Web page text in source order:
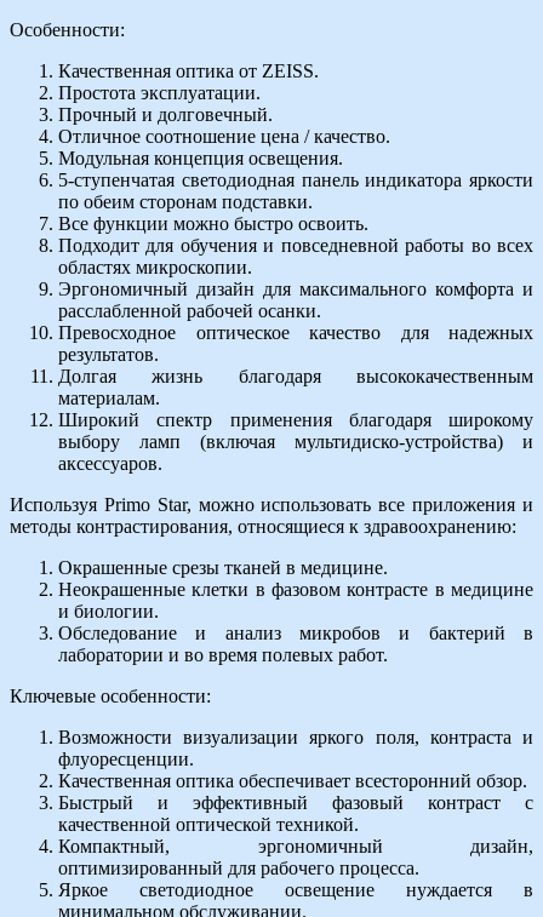
Особенности:
Качественная оптика от ZEISS.
Простота эксплуатации.
Прочный и долговечный.
Отличное соотношение цена / качество.
Модульная концепция освещения.
5-ступенчатая светодиодная панель индикатора яркости
по обеим сторонам подставки.
Все функции можно быстро освоить.
Подходит для обучения и повседневной работы во всех
областях микроскопии.
Эргономичный дизайн для максимального комфорта и
расслабленной рабочей осанки.
Превосходное оптическое качество для надежных
результатов.
Долгая жизнь благодаря высококачественным
материалам.
Широкий спектр применения благодаря широкому
выбору ламп (включая мультидиско-устройства) и
аксессуаров.
Используя Primo Star, можно использовать все приложения и
методы контрастирования, относящиеся к здравоохранению:
Окрашенные срезы тканей в медицине.
Неокрашенные клетки в фазовом контрасте в медицине
и биологии.
Обследование и анализ микробов и бактерий в
лаборатории и во время полевых работ.
Ключевые особенности:
Возможности визуализации яркого поля, контраста и
флуоресценции.
Качественная оптика обеспечивает всесторонний обзор.
Быстрый и эффективный фазовый контраст с
качественной оптической техникой.
Компактный, эргономичный дизайн,
оптимизированный для рабочего процесса.
Яркое светодиодное освещение нуждается в
минимальном обслуживании.